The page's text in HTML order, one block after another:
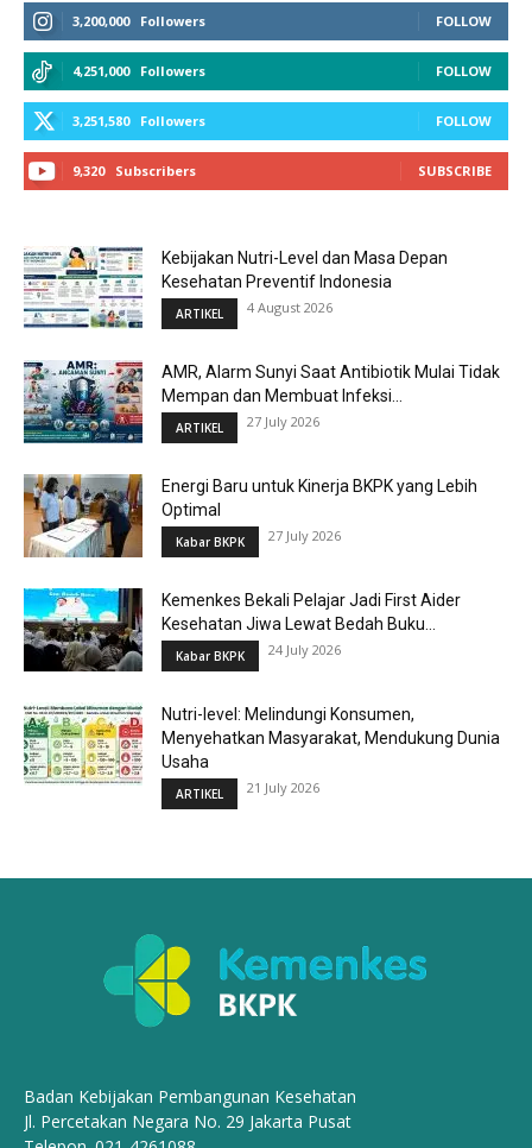
3,200,000 Followers FOLLOW
4,251,000 Followers FOLLOW
3,251,580 Followers FOLLOW
9,320 Subscribers SUBSCRIBE
Kebijakan Nutri-Level dan Masa Depan
Kesehatan Preventif Indonesia
ARTIKEL 4 August 2026
AMR, Alarm Sunyi Saat Antibiotik Mulai Tidak
Mempan dan Membuat Infeksi...
ARTIKEL 27 July 2026
Energi Baru untuk Kinerja BKPK yang Lebih
Optimal
Kabar BKPK 27 July 2026
Kemenkes Bekali Pelajar Jadi First Aider
Kesehatan Jiwa Lewat Bedah Buku...
Kabar BKPK 24 July 2026
Nutri-level: Melindungi Konsumen,
Menyehatkan Masyarakat, Mendukung Dunia
Usaha
ARTIKEL 21 July 2026
Badan Kebijakan Pembangunan Kesehatan
Jl. Percetakan Negara No. 29 Jakarta Pusat